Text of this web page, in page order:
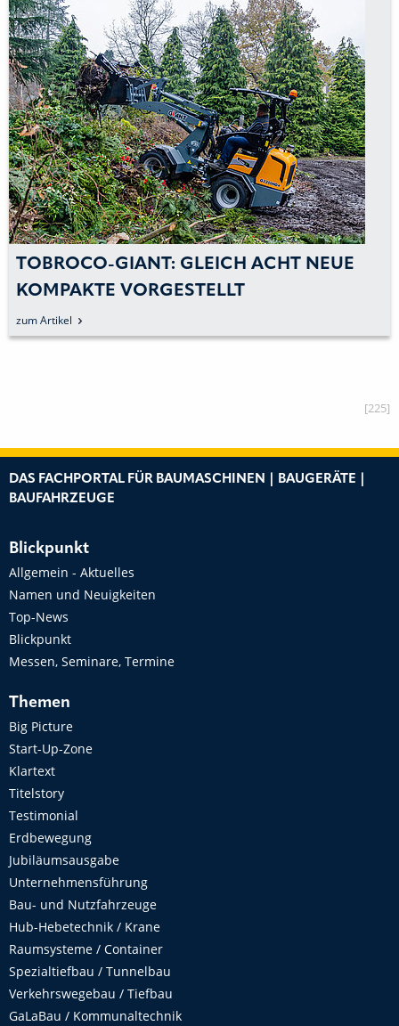
TOBROCO-GIANT: GLEICH ACHT NEUE
KOMPAKTE VORGESTELLT
zum Artikel
[225]
DAS FACHPORTAL FÜR BAUMASCHINEN | BAUGERÄTE |
BAUFAHRZEUGE
Blickpunkt
Allgemein - Aktuelles
Namen und Neuigkeiten
Top-News
Blickpunkt
Messen, Seminare, Termine
Themen
Big Picture
Start-Up-Zone
Klartext
Titelstory
Testimonial
Erdbewegung
Jubiläumsausgabe
Unternehmensführung
Bau- und Nutzfahrzeuge
Hub-Hebetechnik / Krane
Raumsysteme / Container
Spezialtiefbau / Tunnelbau
Verkehrswegebau / Tiefbau
GaLaBau / Kommunaltechnik